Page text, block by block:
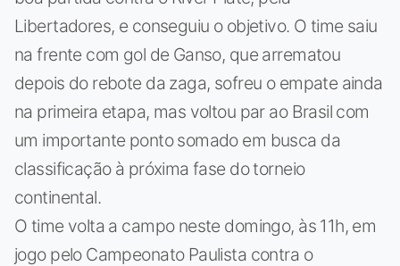
Libertadores, e conseguiu o objetivo. O time saiu
na frente com gol de Ganso, que arrematou
depois do rebote da zaga, sofreu o empate ainda
na primeira etapa, mas voltou par ao Brasil com
um importante ponto somado em busca da
classificação à próxima fase do torneio
continental.
O time volta a campo neste domingo, às 11h, em
jogo pelo Campeonato Paulista contra o